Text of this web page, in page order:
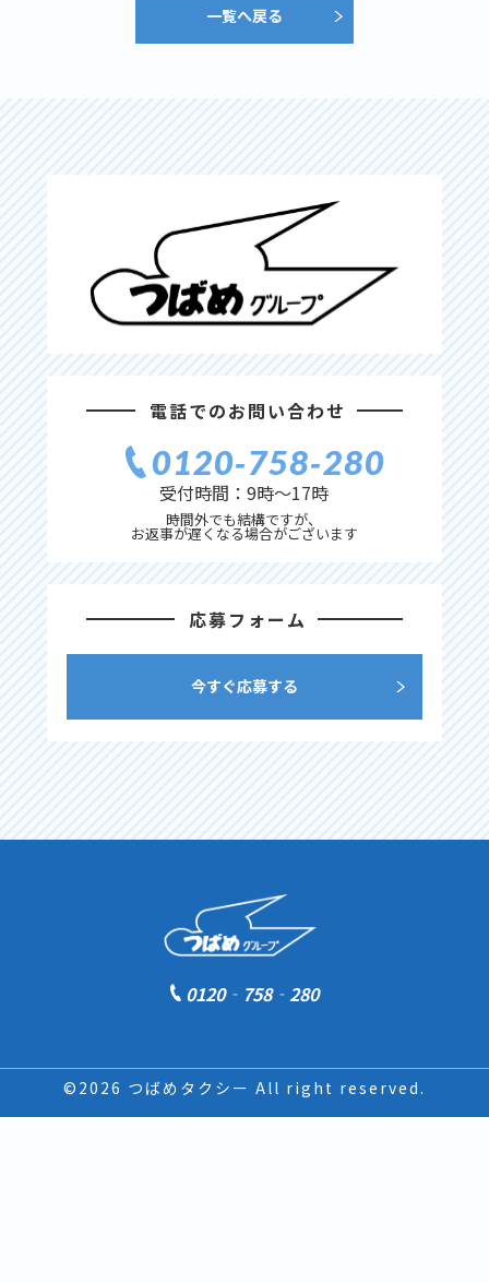
一覧へ戻る
電話でのお問い合わせ
0120‐758‐280
受付時間：9時〜17時
時間外でも結構ですが、
お返事が遅くなる場合がございます
応募フォーム
今すぐ応募する
0120‐758‐280
©2026 つばめタクシー All right reserved.